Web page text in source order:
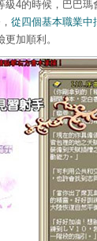
4的時候，巴巴
從四個基本職業中
加順利。